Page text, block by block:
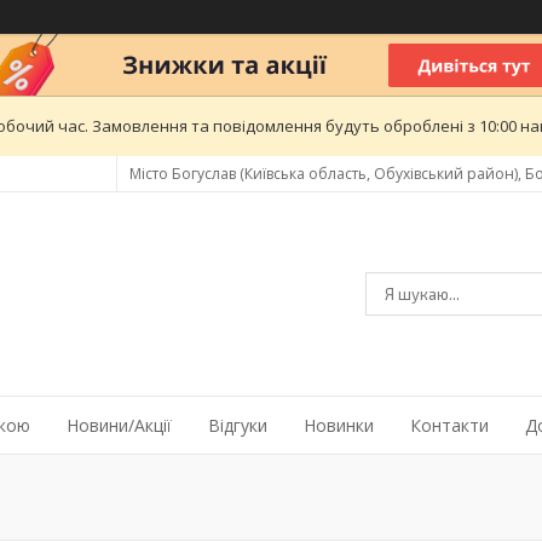
час. Замовлення та повідомлення будуть оброблені з 10:00
Місто Богуслав (Київська область, Обухівський район),
Новини/Акції Відгуки Новинки Контакти